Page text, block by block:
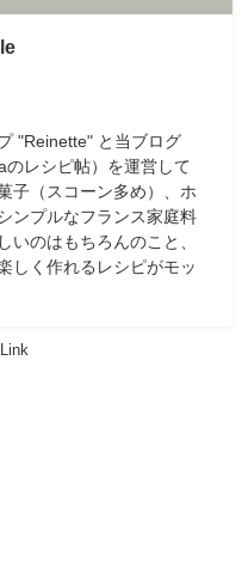
"Reinette" と当ブログ
レシピ帖）を運営して
子（スコーン多め）、ホ
ンプルなフランス家庭料
いのはもちろんのこと、
しく作れるレシピがモッ